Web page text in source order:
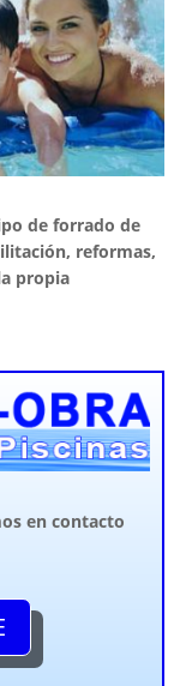
de forrado de
reformas,
propia
en contacto